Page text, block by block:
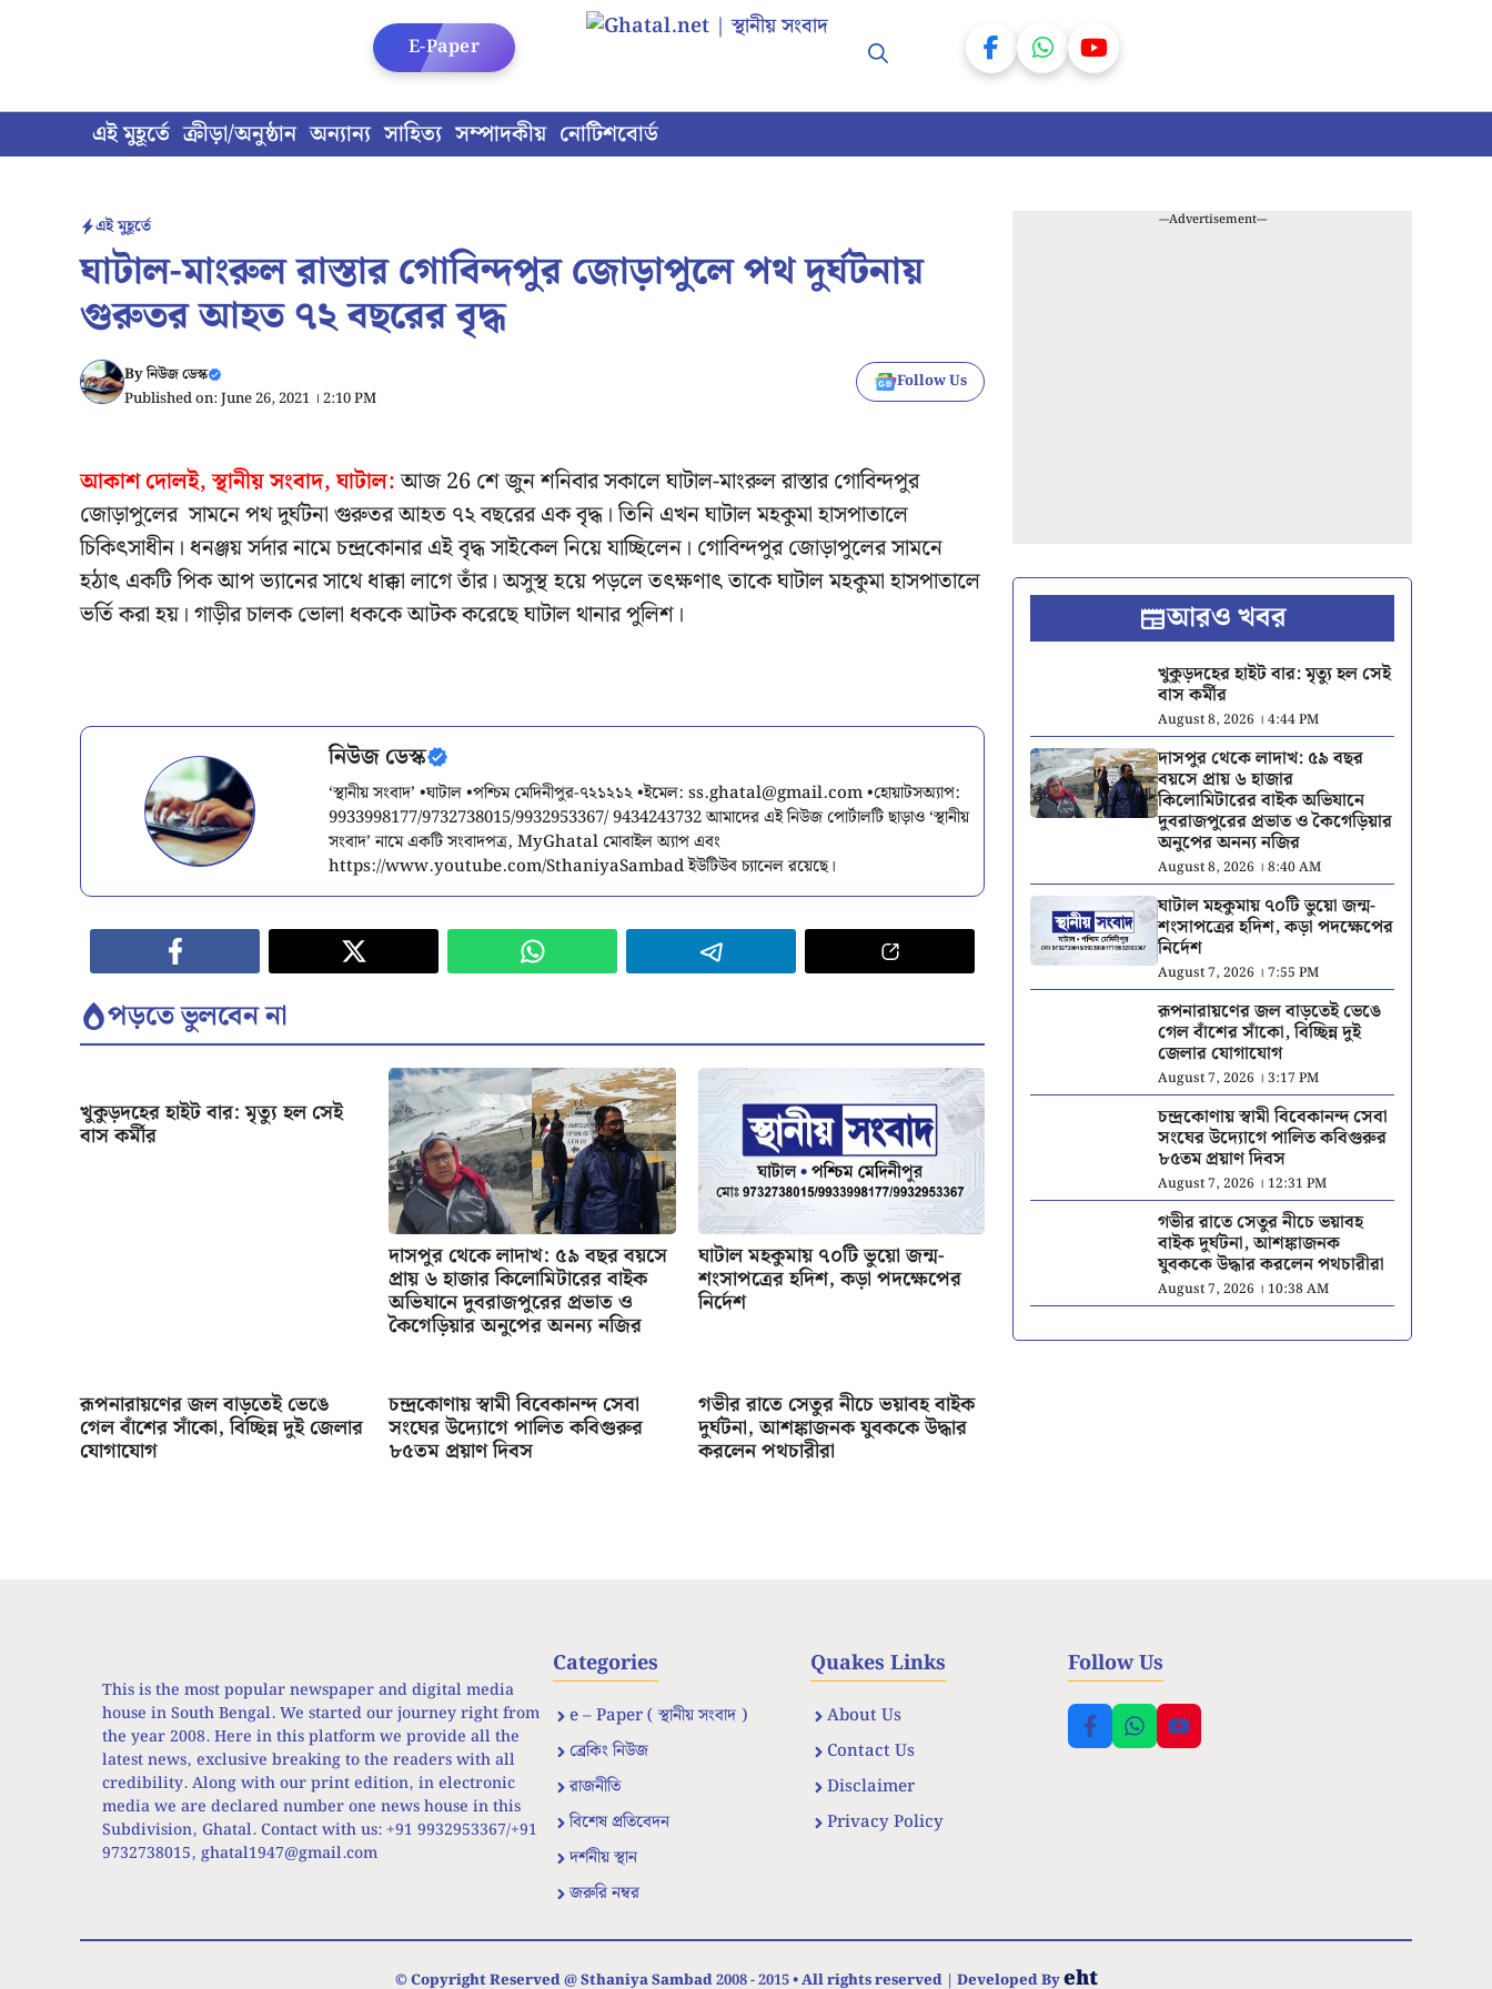
এই মুহূর্তে ক্রীড়া/অনুষ্ঠান অন্যান্য সাহিত্য সম্পাদকীয় নোটিশবোর্ড
E-Paper
এই মুহূর্তে
ঘাটাল-মাংরুল রাস্তার গোবিন্দপুর জোড়াপুলে পথ দুর্ঘটনায়
গুরুতর আহত ৭২ বছরের বৃদ্ধ
Byনিউজ ডেস্ক
Published on: June 26, 2021 । 2:10 PM
Follow Us
আকাশ দোলই, স্থানীয় সংবাদ, ঘাটাল:আজ 26 শে জুন শনিবার সকালে ঘাটাল-মাংরুল রাস্তার গোবিন্দপুর
জোড়াপুলের সামনে পথ দুর্ঘটনা গুরুতর আহত ৭২ বছরের এক বৃদ্ধ। তিনি এখন ঘাটাল মহকুমা হাসপাতালে
চিকিৎসাধীন। ধনঞ্জয় সর্দার নামে চন্দ্রকোনার এই বৃদ্ধ সাইকেল নিয়ে যাচ্ছিলেন। গোবিন্দপুর জোড়াপুলের সামনে
হঠাৎ একটি পিক আপ ভ্যানের সাথে ধাক্কা লাগে তাঁর। অসুস্থ হয়ে পড়লে তৎক্ষণাৎ তাকে ঘাটাল মহকুমা হাসপাতালে
ভর্তি করা হয়। গাড়ীর চালক ভোলা ধককে আটক করেছে ঘাটাল থানার পুলিশ।
নিউজ ডেস্ক
‘স্থানীয় সংবাদ’ •ঘাটাল •পশ্চিম মেদিনীপুর-৭২১২১২ •ইমেল:ss.ghatal@gmail.com•হোয়াটসঅ্যাপ:
9933998177/9732738015/9932953367/ 9434243732 আমাদের এই নিউজ পোর্টালটি ছাড়াও ‘স্থানীয়
সংবাদ’ নামে একটি সংবাদপত্র, MyGhatal মোবাইল অ্যাপ এবং
https://www.youtube.com/SthaniyaSambad ইউটিউব চ্যানেল রয়েছে।
পড়তে ভুলবেন না
খুকুড়দহের হাইট বার: মৃত্যু হল সেই
বাস কর্মীর
দাসপুর থেকে লাদাখ: ৫৯ বছর বয়সে
প্রায় ৬ হাজার কিলোমিটারের বাইক
অভিযানে দুবরাজপুরের প্রভাত ও
কৈগেড়িয়ার অনুপের অনন্য নজির
ঘাটাল মহকুমায় ৭০টি ভুয়ো জন্ম-
শংসাপত্রের হদিশ, কড়া পদক্ষেপের
নির্দেশ
রূপনারায়ণের জল বাড়তেই ভেঙে
গেল বাঁশের সাঁকো, বিচ্ছিন্ন দুই জেলার
যোগাযোগ
চন্দ্রকোণায় স্বামী বিবেকানন্দ সেবা
সংঘের উদ্যোগে পালিত কবিগুরুর
৮৫তম প্রয়াণ দিবস
গভীর রাতে সেতুর নীচে ভয়াবহ বাইক
দুর্ঘটনা, আশঙ্কাজনক যুবককে উদ্ধার
করলেন পথচারীরা
---Advertisement---
আরও খবর
খুকুড়দহের হাইট বার: মৃত্যু হল সেই
বাস কর্মীর
August 8, 2026 । 4:44 PM
দাসপুর থেকে লাদাখ: ৫৯ বছর
বয়সে প্রায় ৬ হাজার
কিলোমিটারের বাইক অভিযানে
দুবরাজপুরের প্রভাত ও কৈগেড়িয়ার
অনুপের অনন্য নজির
August 8, 2026 । 8:40 AM
ঘাটাল মহকুমায় ৭০টি ভুয়ো জন্ম-
শংসাপত্রের হদিশ, কড়া পদক্ষেপের
নির্দেশ
August 7, 2026 । 7:55 PM
রূপনারায়ণের জল বাড়তেই ভেঙে
গেল বাঁশের সাঁকো, বিচ্ছিন্ন দুই
জেলার যোগাযোগ
August 7, 2026 । 3:17 PM
চন্দ্রকোণায় স্বামী বিবেকানন্দ সেবা
সংঘের উদ্যোগে পালিত কবিগুরুর
৮৫তম প্রয়াণ দিবস
August 7, 2026 । 12:31 PM
গভীর রাতে সেতুর নীচে ভয়াবহ
বাইক দুর্ঘটনা, আশঙ্কাজনক
যুবককে উদ্ধার করলেন পথচারীরা
August 7, 2026 । 10:38 AM
This is the most popular newspaper and digital media
house in South Bengal. We started our journey right from
the year 2008. Here in this platform we provide all the
latest news, exclusive breaking to the readers with all
credibility. Along with our print edition, in electronic
media we are declared number one news house in this
Subdivision, Ghatal. Contact with us: +91 9932953367/+91
9732738015, ghatal1947@gmail.com
Categories
e – Paper ( স্থানীয় সংবাদ )
ব্রেকিং নিউজ
রাজনীতি
বিশেষ প্রতিবেদন
দর্শনীয় স্থান
জরুরি নম্বর
Quakes Links
About Us
Contact Us
Disclaimer
Privacy Policy
Follow Us
© Copyright Reserved @ Sthaniya Sambad 2008 - 2015 • All rights reserved | Developed Byeht